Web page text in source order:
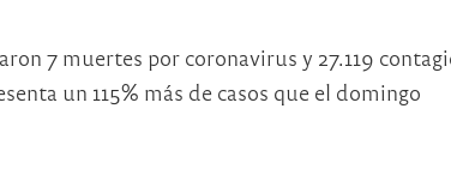
7 muertes por coronavirus y 27.119
un 115% más de casos que el domingo